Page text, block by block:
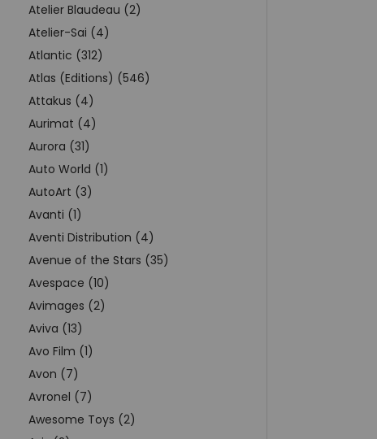
Atelier Blaudeau (2)
Atelier-Sai (4)
Atlantic (312)
Atlas (Editions) (546)
Attakus (4)
Aurimat (4)
Aurora (31)
Auto World (1)
AutoArt (3)
Avanti (1)
Aventi Distribution (4)
Avenue of the Stars (35)
Avespace (10)
Avimages (2)
Aviva (13)
Avo Film (1)
Avon (7)
Avronel (7)
Awesome Toys (2)